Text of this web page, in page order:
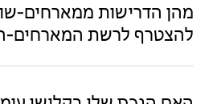
מהן הדרישות
להצטרף לרשת